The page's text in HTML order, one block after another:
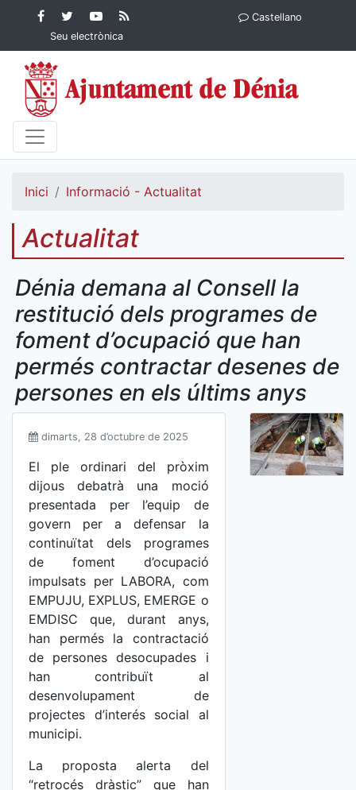
Contingut principalFacebook
Ajuntament de Dénia
Twitter
Ajuntament de
Dénia
YouTube
Ajuntament
de Dénia
Ajuntament
Seu electrònica
Castellano
Inici Informació - Actualitat
Actualitat
Dénia demana al Consell la
restitució dels programes de
foment d’ocupació que han
permés contractar desenes de
persones en els últims anys
dimarts, 28 d’octubre de 2025
El ple ordinari del pròxim
dijous debatrà una moció
presentada per l’equip de
govern per a defensar la
continuïtat dels programes
de foment d’ocupació
impulsats per LABORA, com
EMPUJU, EXPLUS, EMERGE o
EMDISC que, durant anys,
han permés la contractació
de persones desocupades i
han contribuït al
desenvolupament de
projectes d’interés social al
municipi.
La proposta alerta del
“retrocés dràstic” que han